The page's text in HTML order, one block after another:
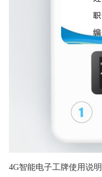
4G智能电子工牌使用说明